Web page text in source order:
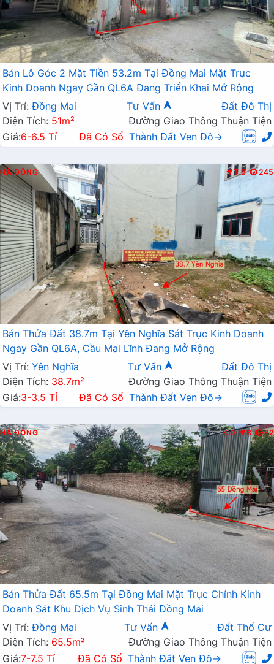
Bán Lô Góc 2 Mặt Tiền 53.2m Tại Đồng Mai Mặt Trục
Kinh Doanh Ngay Gần QL6A Đang Triển Khai Mở Rộng
Vị Trí: Đồng Mai Tư Vấn
Đất Đô Thị
Diện Tích: 51m²
Đường Giao Thông Thuận Tiện
Giá:6-6.5 Tỉ Đã Có Sổ Thành Đất Ven Đô→
HÀ ĐÔNG T.B 245
Bán Thửa Đất 38.7m Tại Yên Nghĩa Sát Trục Kinh Doanh
Ngay Gần QL6A, Cầu Mai Lĩnh Đang Mở Rộng
Vị Trí: Yên Nghĩa Tư Vấn
Đất Đô Thị
Diện Tích: 38.7m²
Đường Giao Thông Thuận Tiện
Giá:3-3.5 Tỉ Đã Có Sổ Thành Đất Ven Đô→
HÀ ĐÔNG K.D B 82
Bán Thửa Đất 65.5m Tại Đồng Mai Mặt Trục Chính Kinh
Doanh Sát Khu Dịch Vụ Sinh Thái Đồng Mai
Vị Trí: Đồng Mai Tư Vấn
Đất Thổ Cư
Diện Tích: 65.5m²
Đường Giao Thông Thuận Tiện
Giá:7-7.5 Tỉ Đã Có Sổ Thành Đất Ven Đô→